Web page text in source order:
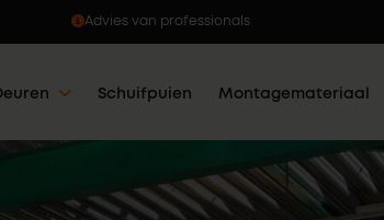
Ophalen wanneer jou dat uitkomt
Schuifpuien Montagemateriaal